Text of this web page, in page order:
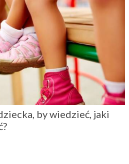
by wiedzieć, jaki